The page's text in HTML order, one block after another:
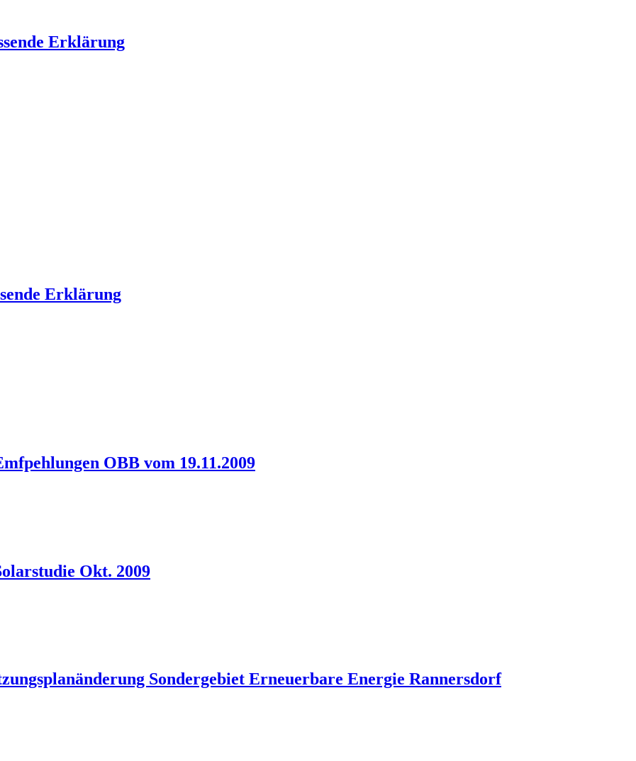
Erklärung
Erklärung
OBB vom 19.11.2009
Okt. 2009
Sondergebiet Erneuerbare Energie Rannersdorf